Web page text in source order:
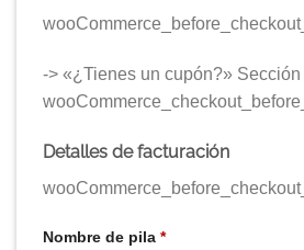
-> «¿Tienes un cupón?» Sección
Detalles de facturación
Nombre de pila *